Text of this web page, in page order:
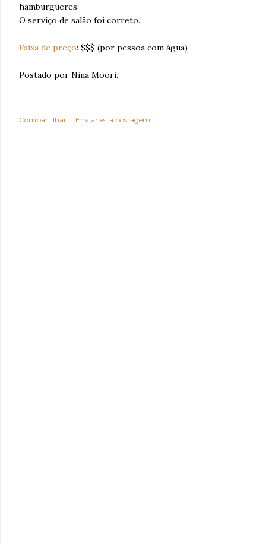
hamburgueres.
O serviço de salão foi correto.
Faixa de preço: $$$ (por pessoa com água)
Postado por Nina Moori.
Compartilhar Enviar esta postagem